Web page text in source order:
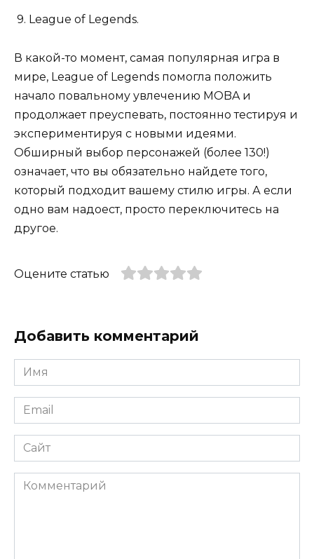
9. League of Legends.
В какой-то момент, самая популярная игра в
мире, League of Legends помогла положить
начало повальному увлечению MOBA и
продолжает преуспевать, постоянно тестируя и
экспериментируя с новыми идеями.
Обширный выбор персонажей (более 130!)
означает, что вы обязательно найдете того,
который подходит вашему стилю игры. А если
одно вам надоест, просто переключитесь на
другое.
Оцените статью
Добавить комментарий
Имя
*
Email
*
Сайт
Комментарий